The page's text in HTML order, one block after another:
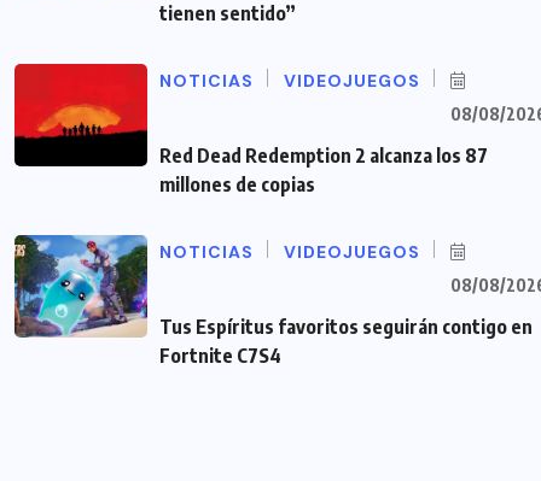
tienen sentido”
NOTICIAS VIDEOJUEGOS
08/08/
Red Dead Redemption 2 alcanza los 87
millones de copias
NOTICIAS VIDEOJUEGOS
08/08/
Tus Espíritus favoritos seguirán contigo en
Fortnite C7S4